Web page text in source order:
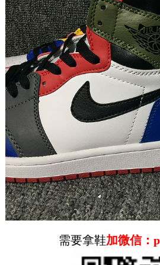
需要拿鞋加微信：
Air Force 1 React QS
2020-11-16
NIKE AIR JORDAN 1
2019-11-07
Nike Air Jordan 1
耐克 Nike Air Jordan
潮流缓震运动休闲板
2020-08-09
原装头层正确皮革#内
Jordan 1 Low